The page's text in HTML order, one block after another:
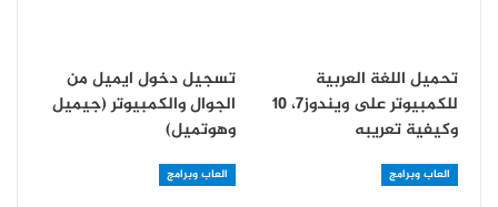
تحميل اللغة العربية
للكمبيوتر على ويندوز7، 10
وكيفية تعريبه
تسجيل دخول ايميل من
الجوال والكمبيوتر (جيميل
وهوتميل)
العاب وبرامج العاب وبرامج